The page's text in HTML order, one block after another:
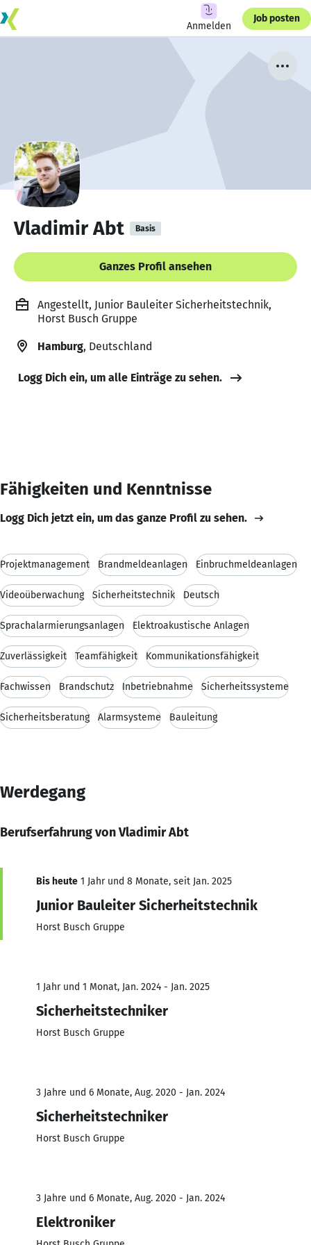
Anmelden
Job posten
Vladimir Abt Basis
Ganzes Profil ansehen
Angestellt, Junior Bauleiter Sicherheitstechnik,
Horst Busch Gruppe
Hamburg, Deutschland
Logg Dich ein, um alle Einträge zu sehen.
Fähigkeiten und Kenntnisse
Logg Dich jetzt ein, um das ganze Profil zu sehen.
Projektmanagement Brandmeldeanlagen Einbruchmeldeanlagen
Videoüberwachung Sicherheitstechnik Deutsch
Sprachalarmierungsanlagen Elektroakustische Anlagen
Zuverlässigkeit Teamfähigkeit Kommunikationsfähigkeit
Fachwissen Brandschutz Inbetriebnahme Sicherheitssysteme
Sicherheitsberatung Alarmsysteme Bauleitung
Werdegang
Berufserfahrung von Vladimir Abt
Bis heute 1 Jahr und 8 Monate, seit Jan. 2025
Junior Bauleiter Sicherheitstechnik
Horst Busch Gruppe
1 Jahr und 1 Monat, Jan. 2024 - Jan. 2025
Sicherheitstechniker
Horst Busch Gruppe
3 Jahre und 6 Monate, Aug. 2020 - Jan. 2024
Sicherheitstechniker
Horst Busch Gruppe
3 Jahre und 6 Monate, Aug. 2020 - Jan. 2024
Elektroniker